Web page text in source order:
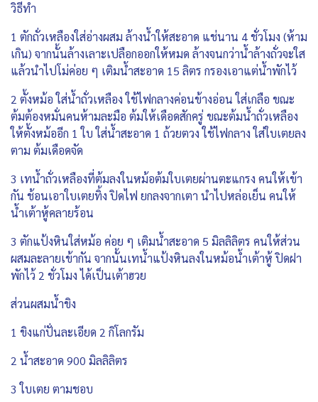
วิธีทำ
1 ตักถั่วเหลืองใส่อ่างผสม ล้างน้ำให้สะอาด แช่นาน 4 ชั่วโมง (ห้าม
เกิน) จากนั้นล้างเลาะเปลือกออกให้หมด ล้างจนกว่าน้ำล้างถั่วจะใส
แล้วนำไปโม่ค่อย ๆ เติมน้ำสะอาด 15 ลิตร กรองเอาแต่น้ำพักไว้
2 ตั้งหม้อ ใส่น้ำถั่วเหลือง ใช้ไฟกลางค่อนข้างอ่อน ใส่เกลือ ขณะ
ต้มต้องหมั่นคนห้ามละมือ ต้มให้เดือดสักครู่ ขณะต้มน้ำถั่วเหลือง
ให้ตั้งหม้ออีก 1 ใบ ใส่น้ำสะอาด 1 ถ้วยตวง ใช้ไฟกลาง ใส่ใบเตยลง
ตาม ต้มเดือดจัด
3 เทน้ำถั่วเหลืองที่ต้มลงในหม้อต้มใบเตยผ่านตะแกรง คนให้เข้า
กัน ช้อนเอาใบเตยทิ้ง ปิดไฟ ยกลงจากเตา นำไปหล่อเย็น คนให้
น้ำเต้าหู้คลายร้อน
3 ตักแป้งหินใส่หม้อ ค่อย ๆ เติมน้ำสะอาด 5 มิลลิลิตร คนให้ส่วน
ผสมละลายเข้ากัน จากนั้นเทน้ำแป้งหินลงในหม้อน้ำเต้าหู้ ปิดฝา
พักไว้ 2 ชั่วโมง ได้เป็นเต้าฮวย
ส่วนผสมน้ำขิง
1 ขิงแก่ปั่นละเอียด 2 กิโลกรัม
2 น้ำสะอาด 900 มิลลิลิตร
3 ใบเตย ตามชอบ